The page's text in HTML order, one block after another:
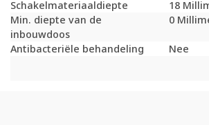
Schakelmateriaaldiepte
18
Min. diepte van de
inbouwdoos
0
Antibacteriële behandeling Nee